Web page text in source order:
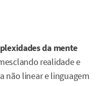
da mente
realidade e
não linear e linguagem